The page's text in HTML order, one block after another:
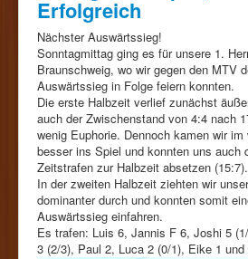
Erfolgreich
Nächster Auswärtssieg!
Sonntagmittag ging es für unsere 1.
Braunschweig, wo wir gegen den MTV
Auswärtssieg in Folge feiern konnten.
Die erste Halbzeit verlief zunächst
auch der Zwischenstand von 4:4 nach
wenig Euphorie. Dennoch kamen wir
besser ins Spiel und konnten uns auch
Zeitstrafen zur Halbzeit absetzen (15:7).
In der zweiten Halbzeit ziehten wir
dominanter durch und konnten somit
Auswärtssieg einfahren.
Es trafen: Luis 6, Jannis F 6, Joshi 5
3 (2/3), Paul 2, Luca 2 (0/1), Eike 1 und